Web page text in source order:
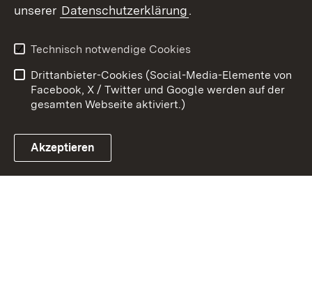
Link zum Landesportal
Datenschutz
Barrierefreiheit
Impressum
Cookies
unserer Datenschutzerklärung.
Technisch notwendige Cookies
Drittanbieter-Cookies (Social-Media-Elemente von
Facebook, X / Twitter und Google werden auf der
gesamten Webseite aktiviert.)
Akzeptieren